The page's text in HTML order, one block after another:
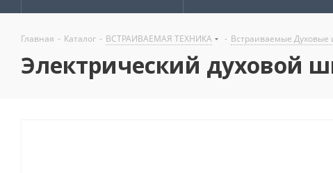
Главная - Каталог - ВСТРАИВАЕМАЯ ТЕХНИКА - Встраиваемые
Электрический духовой